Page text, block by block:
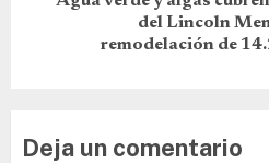
del Lincoln
remodelación de
Deja un comentario